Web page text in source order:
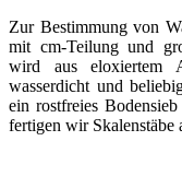
Zur Bestimmung von
mit cm-Teilung und
wird aus eloxiertem
wasserdicht und
ein rostfreies
fertigen wir Skalenstäbe